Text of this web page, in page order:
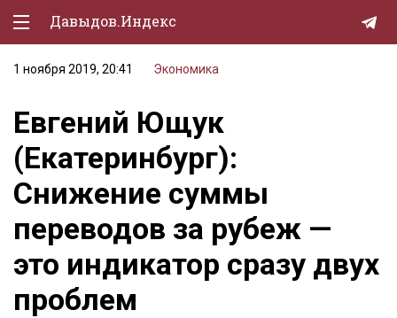
Давыдов.Индекс
Политическая жизнь
Экономика
Природа
Образование
Спорт
Культура
Lifestyle
1 ноября 2019, 20:41 Экономика
Евгений Ющук
(Екатеринбург):
Снижение суммы
переводов за рубеж —
это индикатор сразу двух
проблем